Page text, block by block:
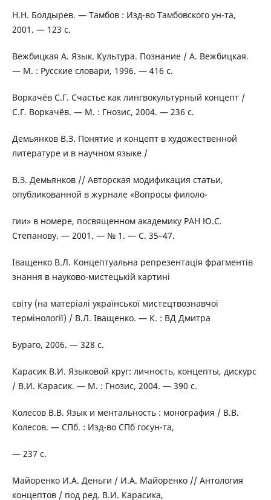
Н.Н. Болдырев. — Тамбов : Изд-во Тамбовского ун-та,
2001. — 123 с.
Вежбицкая А. Язык. Культура. Познание / А. Вежбицкая.
— М. : Русские словари, 1996. — 416 с.
Воркачёв С.Г. Счастье как лингвокультурный концепт /
С.Г. Воркачёв. — М. : Гнозис, 2004. — 236 с.
Демьянков В.З. Понятие и концепт в художественной
литературе и в научном языке /
В.З. Демьянков // Авторская модификация статьи,
опубликованной в журнале «Вопросы филоло-
гии» в номере, посвященном академику РАН Ю.С.
Степанову. — 2001. — № 1. — С. 35–47.
Іващенко В.Л. Концептуальна репрезентація фрагментів
знання в науково-мистецькій картині
світу (на матеріалі української мистецтвознавчої
термінології) / В.Л. Іващенко. — К. : ВД Дмитра
Бураго, 2006. — 328 с.
Карасик В.И. Языковой круг: личность, концепты, дискурс
/ В.И. Карасик. — М. : Гнозис, 2004. — 390 c.
Колесов В.В. Язык и ментальность : монография / В.В.
Колесов. — СПб. : Изд-во СПб госун-та,
— 237 с.
Майоренко И.А. Деньги / И.А. Майоренко // Антология
концептов / под ред. В.И. Карасика,